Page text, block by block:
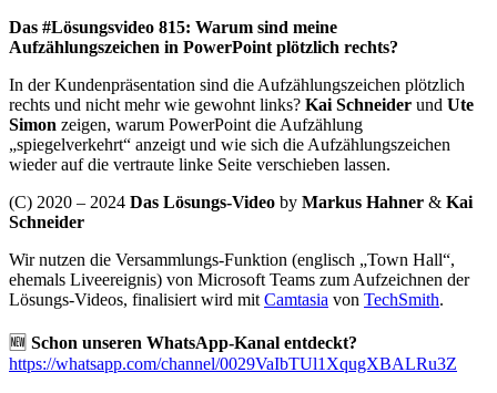
Das #Lösungsvideo 815: Warum sind meine
Aufzählungszeichen in PowerPoint plötzlich rechts?
In der Kundenpräsentation sind die Aufzählungszeichen plötzlich
rechts und nicht mehr wie gewohnt links? Kai Schneider und Ute
Simon zeigen, warum PowerPoint die Aufzählung
„spiegelverkehrt“ anzeigt und wie sich die Aufzählungszeichen
wieder auf die vertraute linke Seite verschieben lassen.
(C) 2020 – 2024 Das Lösungs-Video by Markus Hahner & Kai
Schneider
Wir nutzen die Versammlungs-Funktion (englisch „Town Hall“,
ehemals Liveereignis) von Microsoft Teams zum Aufzeichnen der
Lösungs-Videos, finalisiert wird mit Camtasia von TechSmith.
🆕 Schon unseren WhatsApp-Kanal entdeckt?
https://whatsapp.com/channel/0029VaIbTUl1XqugXBALRu3Z